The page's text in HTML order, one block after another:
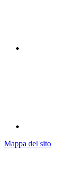
Mappa del sito